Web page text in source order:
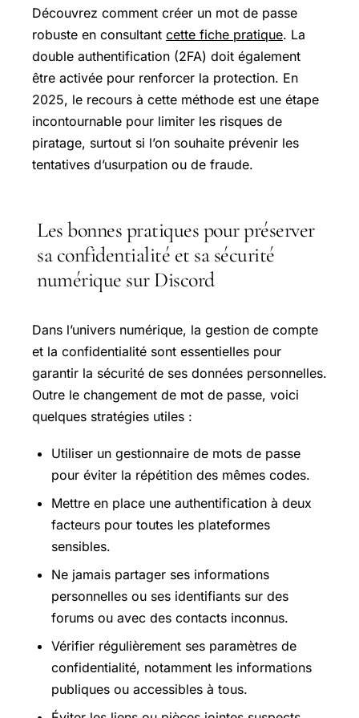
Découvrez comment créer un mot de passe
robuste en consultant cette fiche pratique. La
double authentification (2FA) doit également
être activée pour renforcer la protection. En
2025, le recours à cette méthode est une étape
incontournable pour limiter les risques de
piratage, surtout si l’on souhaite prévenir les
tentatives d’usurpation ou de fraude.
Les bonnes pratiques pour préserver
sa confidentialité et sa sécurité
numérique sur Discord
Dans l’univers numérique, la gestion de compte
et la confidentialité sont essentielles pour
garantir la sécurité de ses données personnelles.
Outre le changement de mot de passe, voici
quelques stratégies utiles :
Utiliser un gestionnaire de mots de passe
pour éviter la répétition des mêmes codes.
Mettre en place une authentification à deux
facteurs pour toutes les plateformes
sensibles.
Ne jamais partager ses informations
personnelles ou ses identifiants sur des
forums ou avec des contacts inconnus.
Vérifier régulièrement ses paramètres de
confidentialité, notamment les informations
publiques ou accessibles à tous.